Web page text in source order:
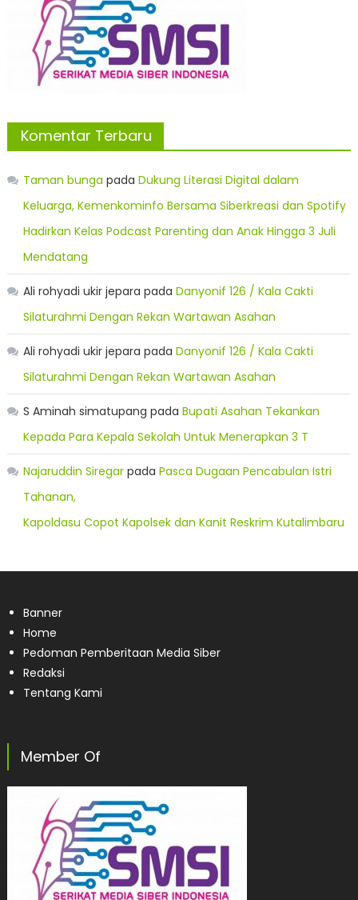
Komentar Terbaru
Taman bunga pada Dukung Literasi Digital dalam
Keluarga, Kemenkominfo Bersama Siberkreasi dan Spotify
Hadirkan Kelas Podcast Parenting dan Anak Hingga 3 Juli
Mendatang
Ali rohyadi ukir jepara pada Danyonif 126 / Kala Cakti
Silaturahmi Dengan Rekan Wartawan Asahan
Ali rohyadi ukir jepara pada Danyonif 126 / Kala Cakti
Silaturahmi Dengan Rekan Wartawan Asahan
S Aminah simatupang pada Bupati Asahan Tekankan
Kepada Para Kepala Sekolah Untuk Menerapkan 3 T
Najaruddin Siregarpada Pasca Dugaan Pencabulan Istri
Tahanan,
Kapoldasu Copot Kapolsek dan Kanit Reskrim Kutalimbaru
Banner
Home
Pedoman Pemberitaan Media Siber
Redaksi
Tentang Kami
Member Of